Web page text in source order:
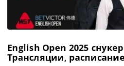
English Open 2025
Трансляции, расписание